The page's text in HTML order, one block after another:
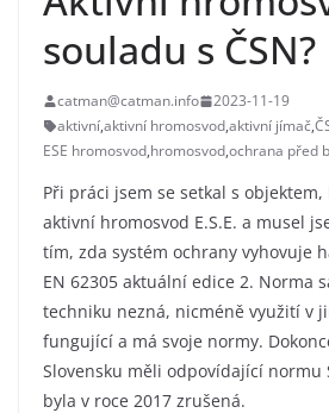
souladu s ČSN?
catman@catman.info
2023-11-19
aktivní,aktivní hromosvod,aktivní jímač,
ESE hromosvod,hromosvod,ochrana před
Při práci jsem se setkal s
aktivní hromosvod E.S.E. a musel
tím, zda systém ochrany vyhovuje
EN 62305 aktuální edice 2. Norma
techniku nezná, nicméně využití v
fungující a má svoje normy.
Slovensku měli odpovídající normu
byla v roce 2017 zrušená.